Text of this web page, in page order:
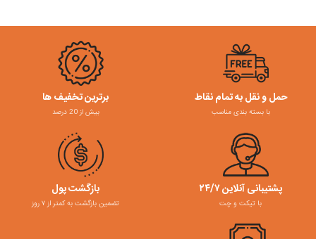
حمل و نقل به تمام نقاط
با بسته بندی مناسب
برترین تخفیف ها
بیش از 20 درصد
پشتیبانی آنلاین ۲۴/۷
با تیکت و چت
بازگشت پول
تضمین بازگشت به کمتر از ۷ روز